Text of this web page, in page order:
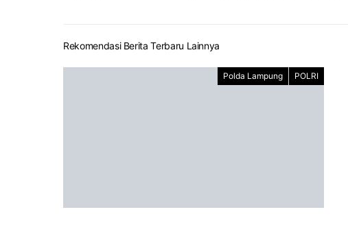
Rekomendasi Berita Terbaru Lainnya
Polda Lampung POLRI